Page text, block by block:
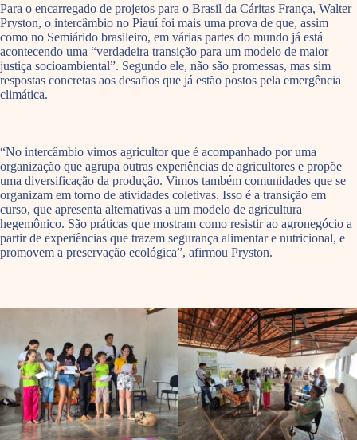
Para o encarregado de projetos para o Brasil da Cáritas França, Walter
Pryston, o intercâmbio no Piauí foi mais uma prova de que, assim
como no Semiárido brasileiro, em várias partes do mundo já está
acontecendo uma “verdadeira transição para um modelo de maior
justiça socioambiental”. Segundo ele, não são promessas, mas sim
respostas concretas aos desafios que já estão postos pela emergência
climática.
“No intercâmbio vimos agricultor que é acompanhado por uma
organização que agrupa outras experiências de agricultores e propõe
uma diversificação da produção. Vimos também comunidades que se
organizam em torno de atividades coletivas. Isso é a transição em
curso, que apresenta alternativas a um modelo de agricultura
hegemônico. São práticas que mostram como resistir ao agronegócio a
partir de experiências que trazem segurança alimentar e nutricional, e
promovem a preservação ecológica”, afirmou Pryston.